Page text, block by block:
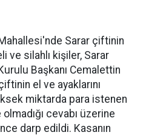
Sarar çiftinin
ve silahlı kişiler, Sarar
Başkanı Cemalettin
el ve ayaklarını
miktarda para istenen
cevabı üzerine
darp edildi. Kasanın